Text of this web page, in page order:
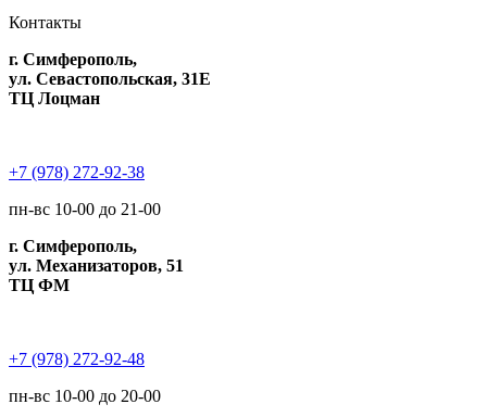
Контакты
г. Симферополь,
ул. Севастопольская, 31Е
ТЦ Лоцман
+7 (978) 272-92-38
пн-вс 10-00 до 21-00
г. Симферополь,
ул. Механизаторов, 51
ТЦ ФМ
+7 (978) 272-92-48
пн-вс 10-00 до 20-00